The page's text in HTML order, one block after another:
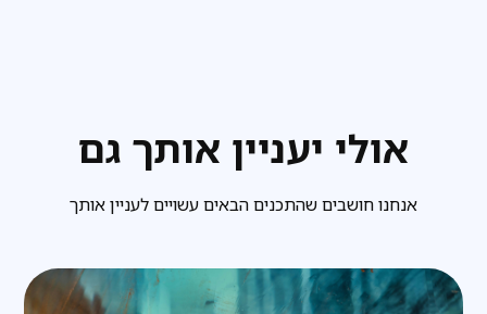
אולי יעניין אותך גם
אנחנו חושבים שהתכנים הבאים עשויים לעניין אותך